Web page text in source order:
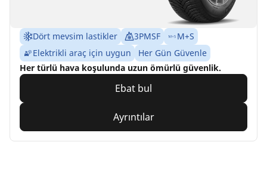
Dört mevsim lastikler 3PMSF
M+S
Elektrikli araç için uygun
Her Gün Güvenle
Her türlü hava koşulunda uzun ömürlü güvenlik.
Ebat bul
Ayrıntılar